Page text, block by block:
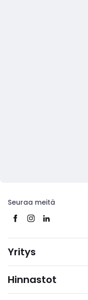
Seuraa meitä
Yritys
Hinnastot